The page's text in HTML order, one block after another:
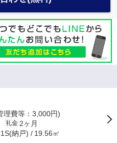
理費等：3,000円)
礼金 2ヶ月
1S(納戸) 19.56㎡